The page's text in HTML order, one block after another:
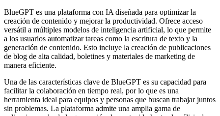
BlueGPT es una plataforma con IA diseñada para optimizar la
creación de contenido y mejorar la productividad. Ofrece acceso
versátil a múltiples modelos de inteligencia artificial, lo que permite
a los usuarios automatizar tareas como la escritura de texto y la
generación de contenido. Esto incluye la creación de publicaciones
de blog de alta calidad, boletines y materiales de marketing de
manera eficiente.
Una de las características clave de BlueGPT es su capacidad para
facilitar la colaboración en tiempo real, por lo que es una
herramienta ideal para equipos y personas que buscan trabajar juntos
sin problemas. La plataforma admite una amplia gama de